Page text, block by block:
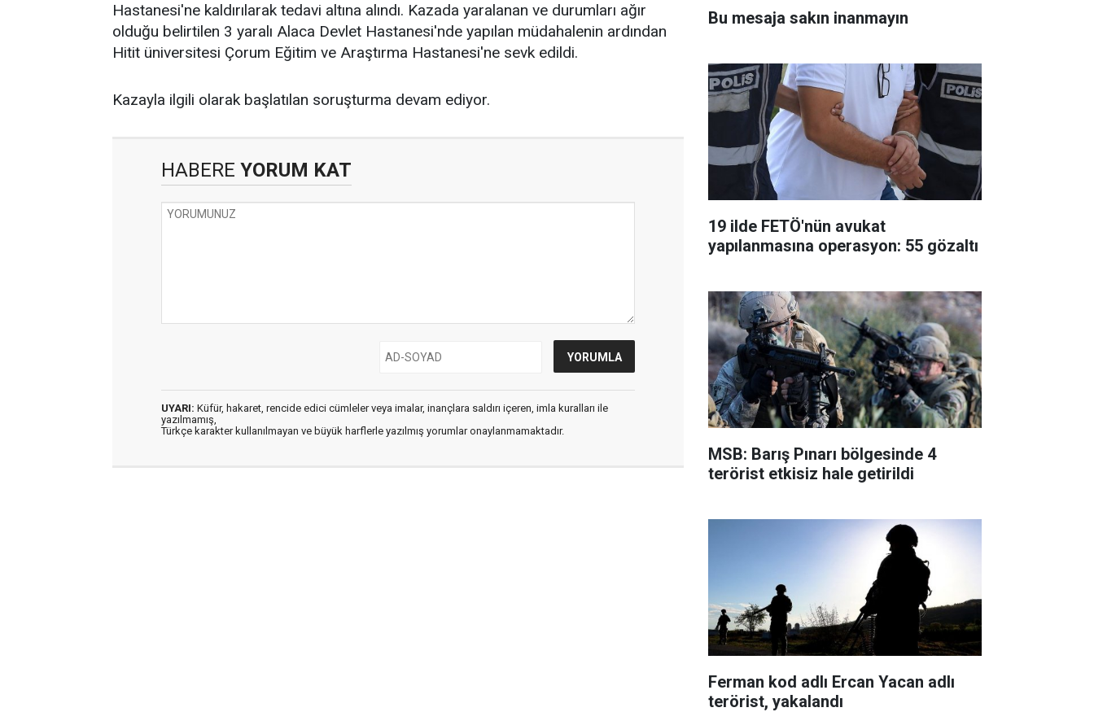
Hastanesi'ne kaldırılarak tedavi altına alındı. Kazada yaralanan ve durumları ağır
olduğu belirtilen 3 yaralı Alaca Devlet Hastanesi'nde yapılan müdahalenin ardından
Hitit üniversitesi Çorum Eğitim ve Araştırma Hastanesi'ne sevk edildi.
Kazayla ilgili olarak başlatılan soruşturma devam ediyor.
HABERE YORUM KAT
UYARI: Küfür, hakaret, rencide edici cümleler veya imalar, inançlara saldırı içeren, imla kuralları ile
yazılmamış,
Türkçe karakter kullanılmayan ve büyük harflerle yazılmış yorumlar onaylanmamaktadır.
Bu mesaja sakın inanmayın
19 ilde FETÖ'nün avukat
yapılanmasına operasyon: 55 gözaltı
MSB: Barış Pınarı bölgesinde 4
terörist etkisiz hale getirildi
Ferman kod adlı Ercan Yacan adlı
terörist, yakalandı